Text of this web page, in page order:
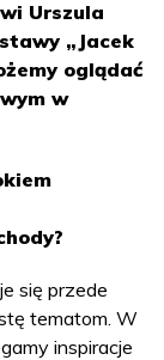
Urszula
„Jacek
oglądać
w
się przede
tematom. W
inspiracje